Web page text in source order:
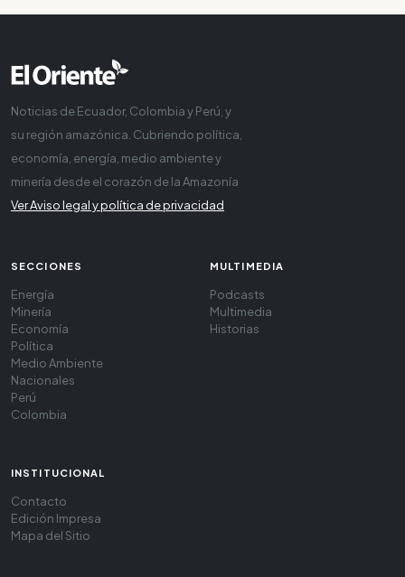
Noticias de Ecuador, Colombia y Perú, y
su región amazónica. Cubriendo política,
economía, energía, medio ambiente y
minería desde el corazón de la Amazonía
Ver Aviso legal y política de privacidad
SECCIONES
Energía
Minería
Economía
Política
Medio Ambiente
Nacionales
Perú
Colombia
MULTIMEDIA
Podcasts
Multimedia
Historias
INSTITUCIONAL
Contacto
Edición Impresa
Mapa del Sitio